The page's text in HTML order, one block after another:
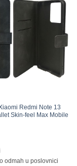
Redmi Note 13
Skin-feel Max Mobile
odmah u poslovnici